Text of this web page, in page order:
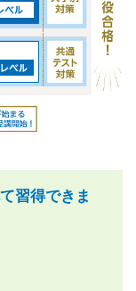
習得できま